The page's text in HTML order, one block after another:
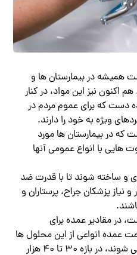
همیشه در بیمارستان ها و
اکنون نیز این مواد، در کنار
دست که برای عموم مردم در
ویژه به خود را دارند.
در بیمارستان ها مورد
هایی با انواع عمومی آنها
و ساخته شوند تا با قدرت ضد
نیاز پزشکان جراح، پرستاران و
در مقادیر عمده برای
عمده انواعی از این محلول ها
که تحت ساخت ملی هم تولید می شوند، در بازه ۳۰ تا ۴۰ هزار